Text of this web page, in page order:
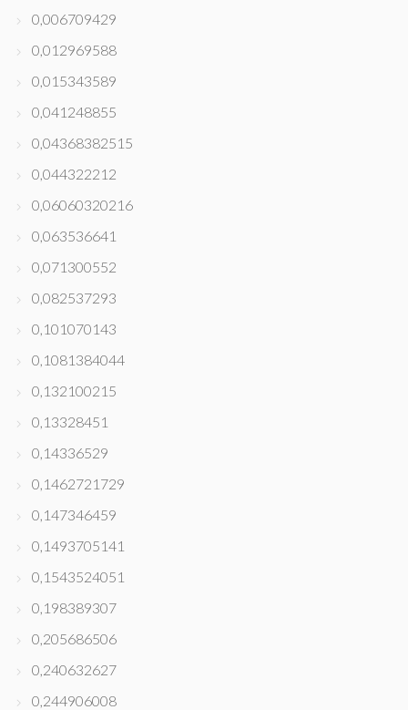
0,006709429
0,012969588
0,015343589
0,041248855
0,04368382515
0,044322212
0,06060320216
0,063536641
0,071300552
0,082537293
0,101070143
0,1081384044
0,132100215
0,13328451
0,14336529
0,1462721729
0,147346459
0,1493705141
0,1543524051
0,198389307
0,205686506
0,240632627
0,244906008